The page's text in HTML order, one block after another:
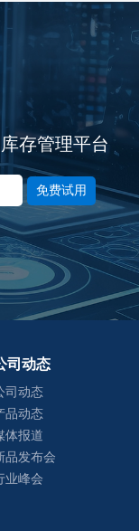
存管理平台
免费试用
司动态
司动态
品动态
体报道
品发布会
业峰会